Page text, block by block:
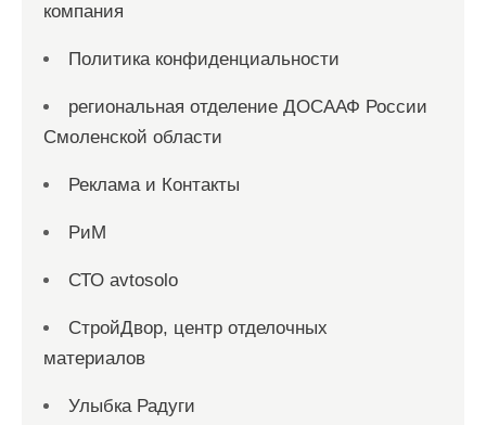
компания
Политика конфиденциальности
региональная отделение ДОСААФ России
Смоленской области
Реклама и Контакты
РиМ
СТО avtosolo
СтройДвор, центр отделочных
материалов
Улыбка Радуги